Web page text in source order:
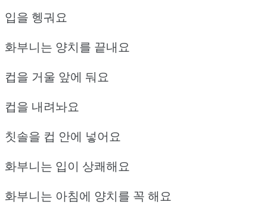
입을 헹궈요
화부니는 양치를 끝내요
컵을 거울 앞에 둬요
컵을 내려놔요
칫솔을 컵 안에 넣어요
화부니는 입이 상쾌해요
화부니는 아침에 양치를 꼭 해요